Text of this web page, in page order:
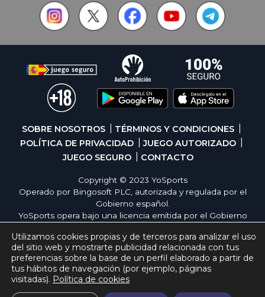
SOBRE NOSOTROS
TÉRMINOS Y CONDICIONES
POLÍTICA DE PRIVACIDAD
JUEGO AUTORIZADO
JUEGO SEGURO
CONTACTO
Copyright © 2023 YoSports
Operado por Bingosoft PLC, autorizada y regulada por el
Gobierno español.
YoSports opera bajo una licencia emitida por el Gobierno
seguridad y responsabilidad en los juegos online. El juego
es una forma de entretenimiento cuya finalidad es ofrecer
diversión y emoción a los jugadores en nuestra página
web. Juega con moderación siguiendo las pautas
recomendadas para el juego responsable.
Utilizamos cookies propias y de terceros para analizar el uso
del sitio web y mostrarte publicidad relacionada con tus
preferencias sobre la base de un perfil elaborado a partir de
tus hábitos de navegación (por ejemplo, páginas
visitadas). Política de cookies